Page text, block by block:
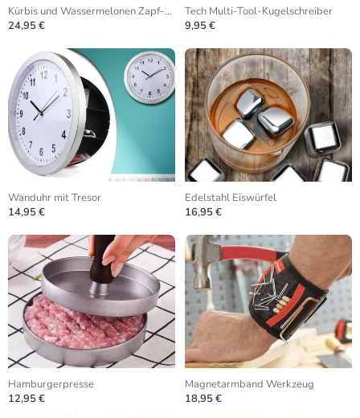
Kürbis und Wassermelonen Zapf-Anlage
24,95 €
Tech Multi-Tool-Kugelschreiber
9,95 €
Wanduhr mit Tresor
14,95 €
Edelstahl Eiswürfel
16,95 €
Hamburgerpresse
12,95 €
Magnetarmband Werkzeug
18,95 €